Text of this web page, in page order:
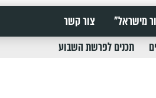
מישראל" צור קשר
תכנים לפרשת השבוע